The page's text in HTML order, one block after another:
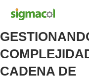
CADENA DE